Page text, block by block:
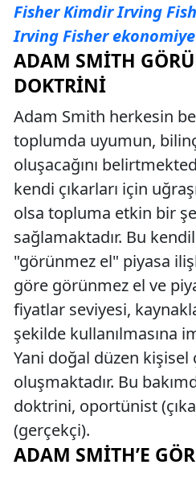
Fisher Kimdir Irving
Irving Fisher
ADAM SMITH
DOKTRINI
Adam Smith herkesin
toplumda uyumun,
oluşacağını
kendi çıkarları için
olsa topluma etkin bir
sağlamaktadır. Bu
"görünmez el" piyasa
göre görünmez el ve
fiyatlar seviyesi,
şekilde kullanılmasına
Yani doğal düzen kişisel
oluşmaktadır. Bu
doktrini, oportünist
(gerçekçi).
ADAM SMITH’E